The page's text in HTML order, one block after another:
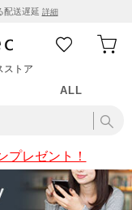
配送遅延 詳細
ストア
ALL
プレゼント！